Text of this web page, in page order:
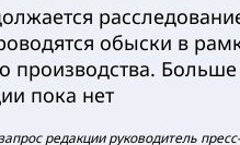
обыски в
производства. Больше
пока нет
редакции руководитель